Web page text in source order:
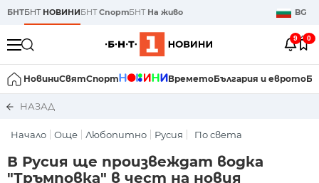
БНТБНТ НОВИНИБНТСпортБНТ На живо BG
9 0
НовиниСвятСпорт ВреметоБългария и еврото
НАЗАД
Начало Още Любопитно Русия По света
В Русия ще произвеждат водка
"Тръмповка" в чест на новия